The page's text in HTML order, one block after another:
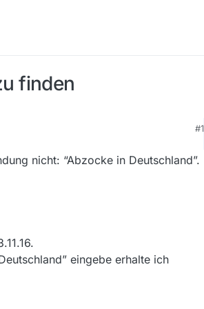
finden
#1
nicht: “Abzocke in Deutschland”.
eingebe erhalte ich